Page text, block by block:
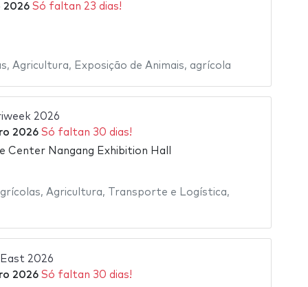
2026 Só faltan 23 dias!
, Agricultura, Exposição de Animais, agrícola
2026
2026 Só faltan 30 dias!
Center Nangang Exhibition Hall
, Agricultura, Transporte e Logística,
2026
2026 Só faltan 30 dias!